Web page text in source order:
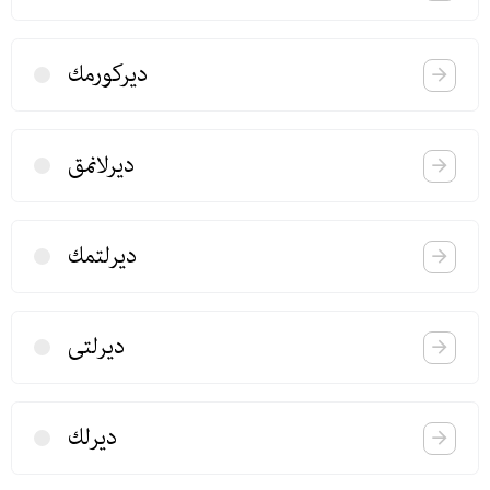
دیركورمك
دیرلانمق
دیرلتمك
دیرلتی
دیرلك